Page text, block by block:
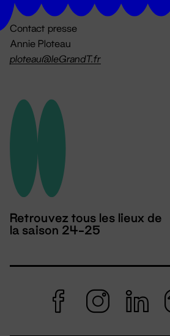
Contact presse
Annie Ploteau
ploteau@leGrandT.fr
Retrouvez tous les lieux de
la saison 24-25